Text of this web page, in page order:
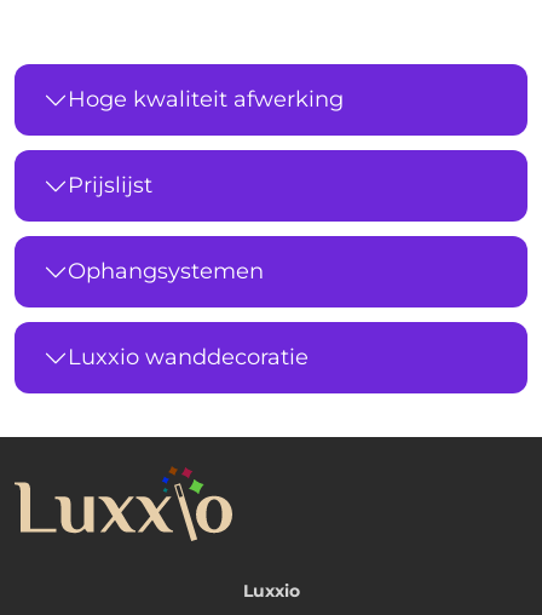
Hoge kwaliteit afwerking
Prijslijst
Ophangsystemen
Luxxio wanddecoratie
Luxxio